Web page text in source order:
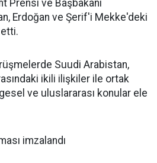
Prensi ve Başbakanı
Erdoğan ve Şerif'i Mekke'deki
Suudi Arabistan,
ikili ilişkiler ile ortak
ve uluslararası konular ele
imzalandı